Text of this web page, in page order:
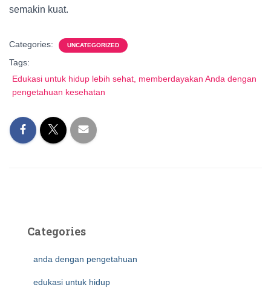
semakin kuat.
Categories: UNCATEGORIZED
Tags:
Edukasi untuk hidup lebih sehat, memberdayakan Anda dengan
pengetahuan kesehatan
Categories
anda dengan pengetahuan
edukasi untuk hidup